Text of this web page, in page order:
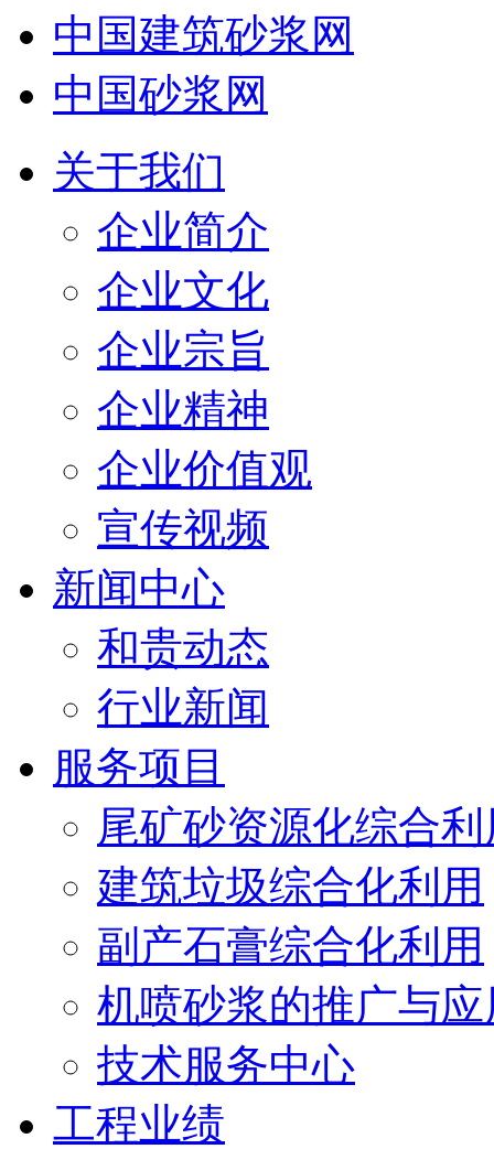
中国建筑砂浆网
中国砂浆网
关于我们
企业简介
企业文化
企业宗旨
企业精神
企业价值观
宣传视频
新闻中心
和贵动态
行业新闻
服务项目
尾矿砂资源化综合利
建筑垃圾综合化利用
副产石膏综合化利用
机喷砂浆的推广与应
技术服务中心
工程业绩